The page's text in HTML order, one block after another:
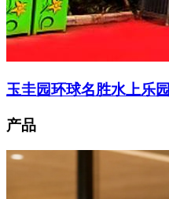
玉圭园环球名胜水上乐园
产品